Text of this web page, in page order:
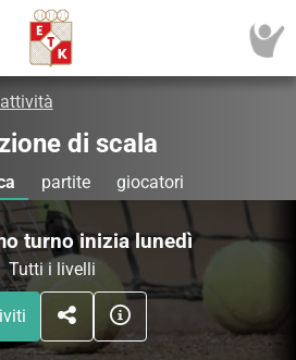
di scala
partite giocatori
turno inizia lunedì
Tutti i livelli